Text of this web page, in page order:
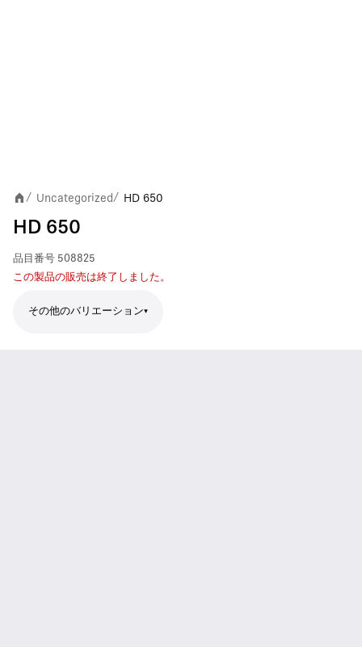
/ Uncategorized/ HD 650
HD 650
品目番号 508825
この製品の販売は終了しました。
その他のバリエーション